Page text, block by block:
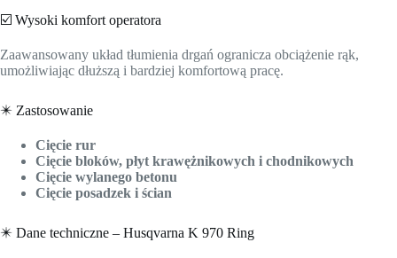
☑️ Wysoki komfort operatora
Zaawansowany układ tłumienia drgań ogranicza obciążenie rąk,
umożliwiając dłuższą i bardziej komfortową pracę.
✴️ Zastosowanie
Cięcie rur
Cięcie bloków, płyt krawężnikowych i chodnikowych
Cięcie wylanego betonu
Cięcie posadzek i ścian
✴️ Dane techniczne – Husqvarna K 970 Ring